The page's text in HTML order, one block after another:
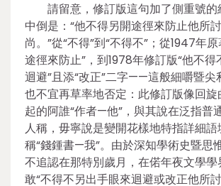
請留意，修訂版這句加了側重號
中倒是：“他不得另開途徑來防止他所
尚。”從“不得”到“不得不”；從1947年
途徑來防止”，到1978年修訂版“他不
迴避”且添“改正”二字——這般細嚼暨尖
也不宜再草率地否定：此修訂版像回
起的阿誰“作者—他”，與其說在泛指普
人稱，毋寧說是變開花樣地特指詳細
稱“錢鍾書—我”。由於深知學術史暨思
不追認在那特別歲月，在偌年夜文學
敢“不得不另出手眼來迴避或改正他所